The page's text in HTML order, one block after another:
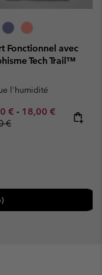
Fonctionnel avec
Tech Trail™
l'humidité
sale price:
€ - Maximum sale
18,00 € Regular
€